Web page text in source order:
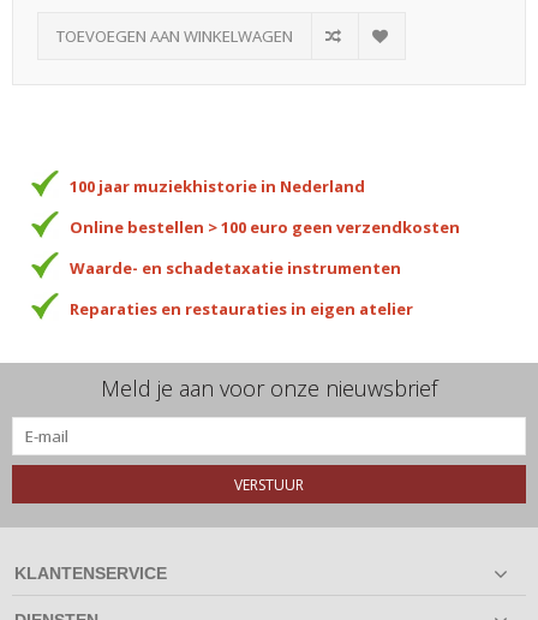
TOEVOEGEN AAN WINKELWAGEN
100 jaar muziekhistorie in Nederland
Online bestellen > 100 euro geen verzendkosten
Waarde- en schadetaxatie instrumenten
Reparaties en restauraties in eigen atelier
Meld je aan voor onze nieuwsbrief
VERSTUUR
KLANTENSERVICE